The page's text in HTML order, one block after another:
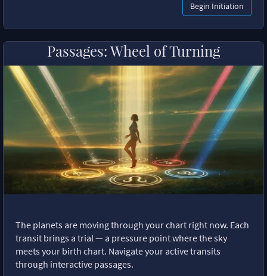
Begin Initiation
Passages: Wheel of Turning
The planets are moving through your chart right now. Each
transit brings a trial — a pressure point where the sky
meets your birth chart. Navigate your active transits
through interactive passages.